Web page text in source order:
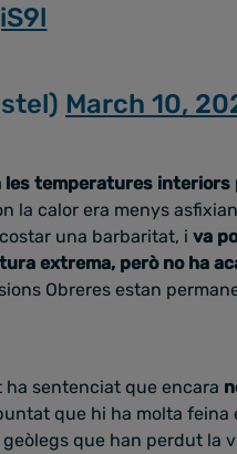
March 10,
les temperatures interiors
la calor era menys
una barbaritat, i va
extrema, però no ha
Obreres estan
ha sentenciat que encara
que hi ha molta feina
que han perdut la